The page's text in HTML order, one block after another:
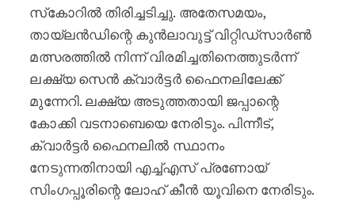
സ്‌കോറിൽ തിരിച്ചടിച്ചു. അതേസമയം,
തായ്‌ലൻഡിന്റെ കുൻലാവുട്ട് വിറ്റിഡ്‌സാർൺ
മത്സരത്തിൽ നിന്ന് വിരമിച്ചതിനെത്തുടർന്ന്
ലക്ഷ്യ സെൻ ക്വാർട്ടർ ഫൈനലിലേക്ക്
മുന്നേറി. ലക്ഷ്യ അടുത്തതായി ജപ്പാന്റെ
കോക്കി വടനാബെയെ നേരിടും. പിന്നീട്,
ക്വാർട്ടർ ഫൈനലിൽ സ്ഥാനം
നേടുന്നതിനായി എച്ച്എസ് പ്രണോയ്
സിംഗപ്പൂരിന്റെ ലോഹ് കീൻ യൂവിനെ നേരിടും.